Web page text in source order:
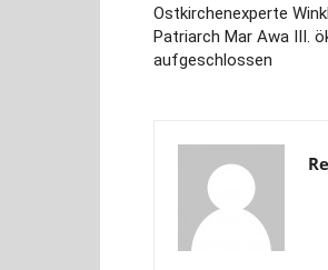
Ostkirchenexperte
Patriarch Mar Awa III.
aufgeschlossen